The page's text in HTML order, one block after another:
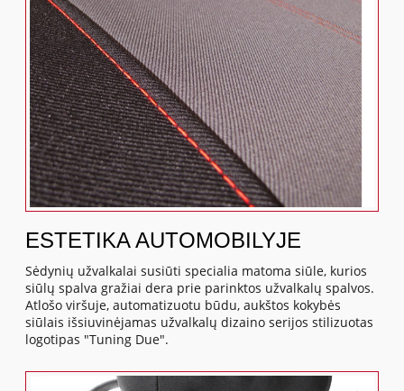
ESTETIKA AUTOMOBILYJE
Sėdynių užvalkalai susiūti specialia matoma siūle, kurios
siūlų spalva gražiai dera prie parinktos užvalkalų spalvos.
Atlošo viršuje, automatizuotu būdu, aukštos kokybės
siūlais išsiuvinėjamas užvalkalų dizaino serijos stilizuotas
logotipas "Tuning Due".